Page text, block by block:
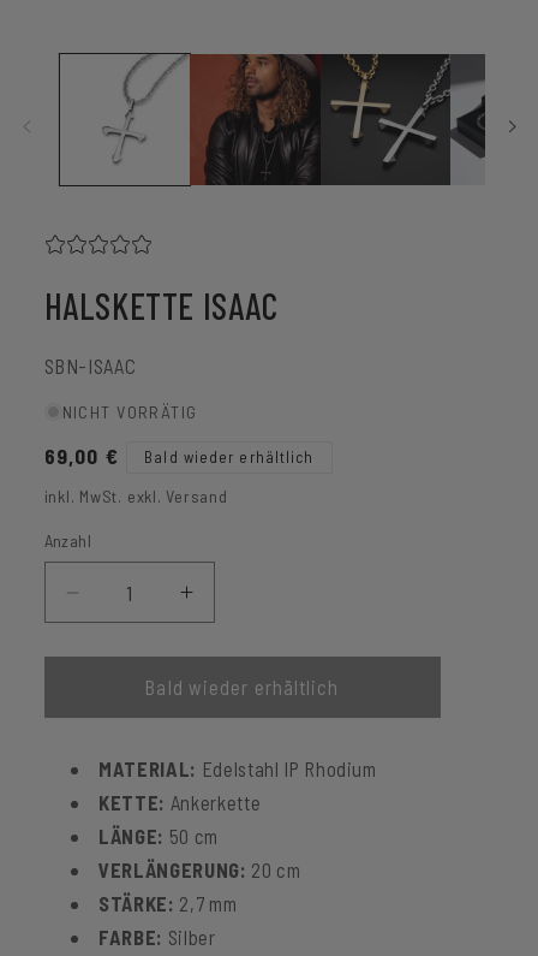
HALSKETTE ISAAC
SKU:
SBN-ISAAC
NICHT VORRÄTIG
Normaler
Preis
69,00 € Bald wieder erhältlich
inkl. MwSt. exkl. Versand
Anzahl
Verringere
die
Menge
Halskette
Erhöhe
die
Menge
für
Halskette
Bald wieder erhältlich
MATERIAL: Edelstahl IP Rhodium
KETTE: Ankerkette
LÄNGE: 50 cm
VERLÄNGERUNG: 20 cm
STÄRKE: 2,7 mm
FARBE: Silber